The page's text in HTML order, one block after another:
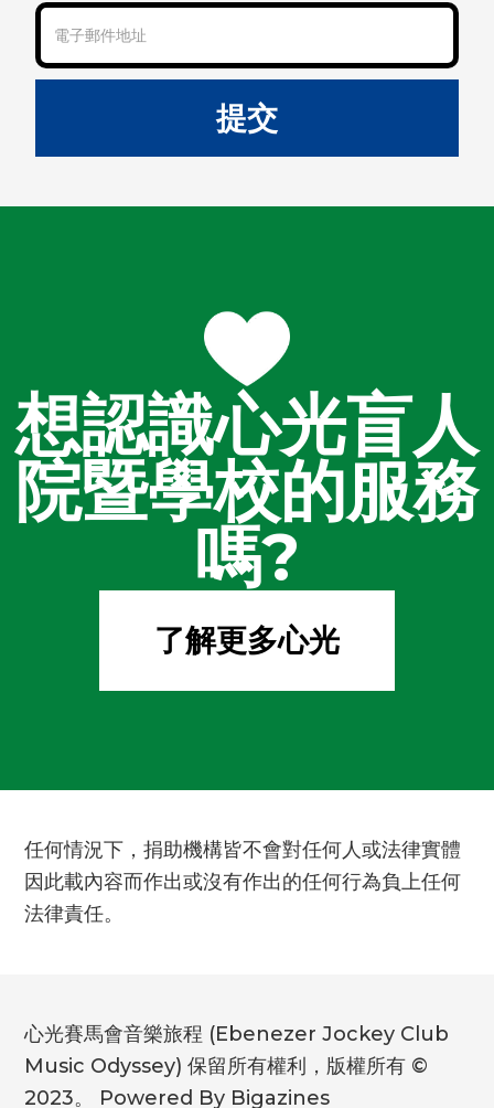
提交
想認識心光盲人
院暨學校的服務
嗎?
了解更多心光
任何情況下，捐助機構皆不會對任何人或法律實體
因此載內容而作出或沒有作出的任何行為負上任何
法律責任。
心光賽馬會音樂旅程 (Ebenezer Jockey Club
Music Odyssey) 保留所有權利，版權所有 ©
2023。 Powered By Bigazines